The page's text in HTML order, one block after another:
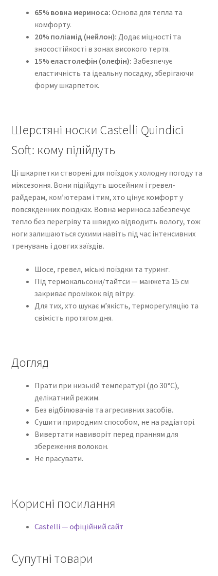
65% вовна мериноса: Основа для тепла та
комфорту.
20% поліамід (нейлон): Додає міцності та
зносостійкості в зонах високого тертя.
15% еластолефін (олефін): Забезпечує
еластичність та ідеальну посадку, зберігаючи
форму шкарпеток.
Шерстяні носки Castelli Quindici
Soft: кому підійдуть
Ці шкарпетки створені для поїздок у холодну погоду та
міжсезоння. Вони підійдуть шосейним і гревел-
райдерам, ком’ютерам і тим, хто цінує комфорт у
повсякденних поїздках. Вовна мериноса забезпечує
тепло без перегріву та швидко відводить вологу, тож
ноги залишаються сухими навіть під час інтенсивних
тренувань і довгих заїздів.
Шосе, гревел, міські поїздки та туринг.
Під термокальсони/тайтси — манжета 15 см
закриває проміжок від вітру.
Для тих, хто шукає м’якість, терморегуляцію та
свіжість протягом дня.
Догляд
Прати при низькій температурі (до 30°C),
делікатний режим.
Без відбілювачів та агресивних засобів.
Сушити природним способом, не на радіаторі.
Вивертати навиворіт перед пранням для
збереження волокон.
Не прасувати.
Корисні посилання
Castelli — офіційний сайт
Супутні товари